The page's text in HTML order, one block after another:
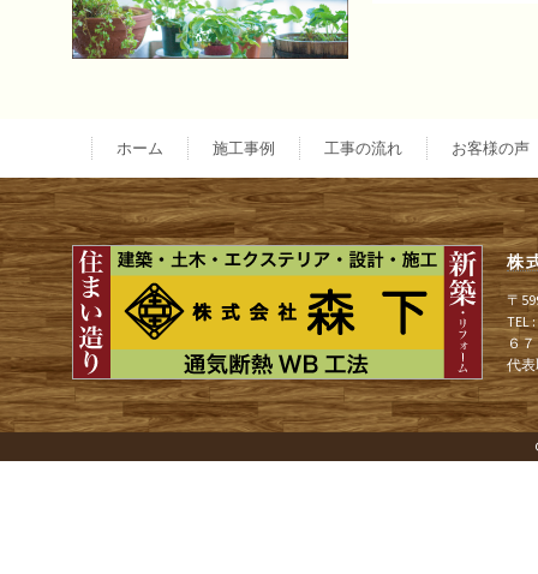
ナ
ビ
ゲ
ー
シ
ホーム 施工事例 工事の流れ お客様の声
株
〒
TEL
６
代